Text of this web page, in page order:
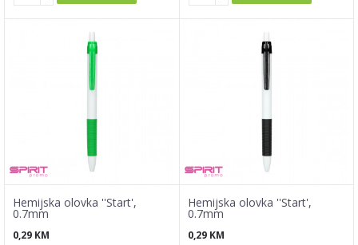
Hemijska olovka ''Start',
0.7mm
0,29 KM
Hemijska olovka ''Start',
0.7mm
0,29 KM